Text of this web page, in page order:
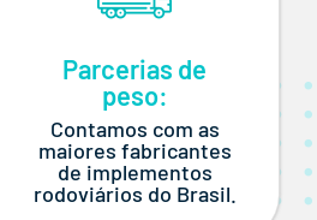
Parcerias de
peso:
Contamos com as
maiores fabricantes
de implementos
rodoviários do Brasil.